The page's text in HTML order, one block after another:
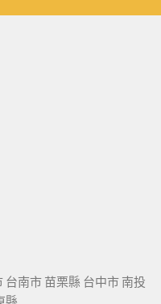
南市 苗栗縣 台中市 南投